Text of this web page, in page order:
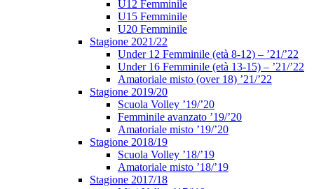
U12 Femminile
U15 Femminile
U20 Femminile
Stagione 2021/22
Under 12 Femminile (età 8-12) – ’21/’22
Under 16 Femminile (età 13-15) – ’21/’22
Amatoriale misto (over 18) ’21/’22
Stagione 2019/20
Scuola Volley ’19/’20
Femminile avanzato ’19/’20
Amatoriale misto ’19/’20
Stagione 2018/19
Scuola Volley ’18/’19
Amatoriale misto ’18/’19
Stagione 2017/18